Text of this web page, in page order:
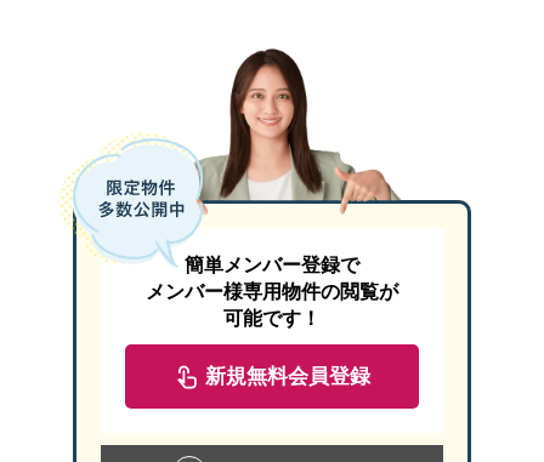
簡単メンバー登録で
メンバー様専用物件の閲覧が
可能です！
新規無料会員登録